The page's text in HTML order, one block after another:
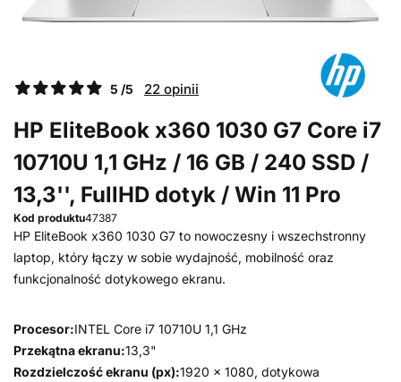
5 /5 22 opinii
HP EliteBook x360 1030 G7 Core i7
10710U 1,1 GHz / 16 GB / 240 SSD /
13,3'', FullHD dotyk / Win 11 Pro
Kod produktu47387
HP EliteBook x360 1030 G7 to nowoczesny i wszechstronny
laptop, który łączy w sobie wydajność, mobilność oraz
funkcjonalność dotykowego ekranu.
Procesor:INTEL Core i7 10710U 1,1 GHz
Przekątna ekranu:13,3"
Rozdzielczość ekranu (px):1920 x 1080, dotykowa